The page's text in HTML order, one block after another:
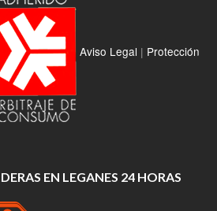
Aviso Legal | Protección
EN LEGANES 24 HORAS